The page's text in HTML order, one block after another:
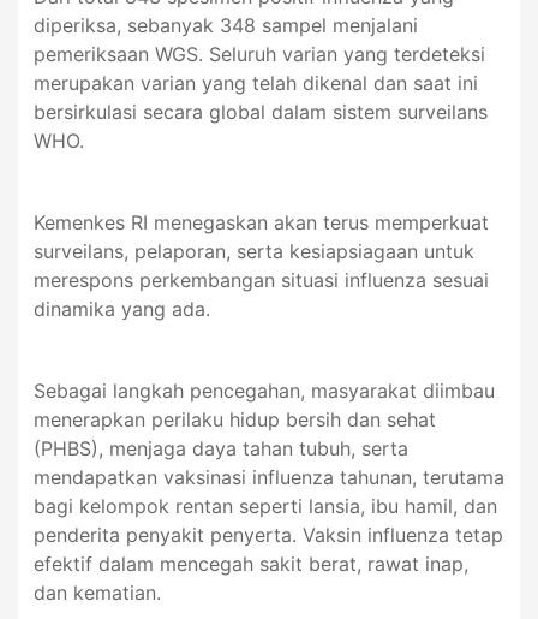
diperiksa, sebanyak 348 sampel menjalani
pemeriksaan WGS. Seluruh varian yang terdeteksi
merupakan varian yang telah dikenal dan saat ini
bersirkulasi secara global dalam sistem surveilans
WHO.
Kemenkes RI menegaskan akan terus memperkuat
surveilans, pelaporan, serta kesiapsiagaan untuk
merespons perkembangan situasi influenza sesuai
dinamika yang ada.
Sebagai langkah pencegahan, masyarakat diimbau
menerapkan perilaku hidup bersih dan sehat
(PHBS), menjaga daya tahan tubuh, serta
mendapatkan vaksinasi influenza tahunan, terutama
bagi kelompok rentan seperti lansia, ibu hamil, dan
penderita penyakit penyerta. Vaksin influenza tetap
efektif dalam mencegah sakit berat, rawat inap,
dan kematian.